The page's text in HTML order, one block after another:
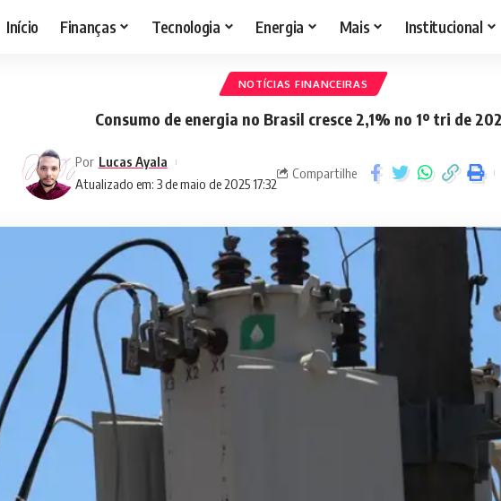
Início Finanças Tecnologia Energia Mais Institucional
NOTÍCIAS FINANCEIRAS
Consumo de energia no Brasil cresce 2,1% no 1º tri de
Atualizado em: 3 de maio de 2025 17:32
Por Lucas Ayala
Compartilhe